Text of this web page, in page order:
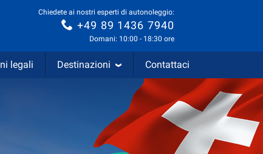
Chiedete ai nostri esperti di autonoleggio:
+49 89 1436 7940
Domani: 10:00 - 18:30 ore
legali Destinazioni Contattaci